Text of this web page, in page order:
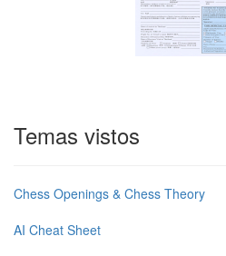
Temas vistos
Chess Openings & Chess Theory
AI Cheat Sheet